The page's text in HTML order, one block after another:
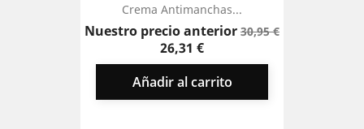
Crema Antimanchas...
Nuestro precio anteriorPrecio
30,95 €Precio
26,31 €
Añadir al carrito